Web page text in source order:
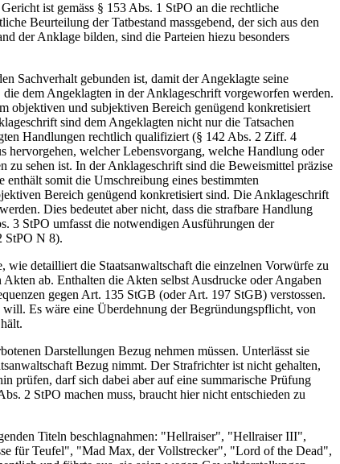
ist gemäss § 153 Abs. 1 StPO an die rechtliche
Beurteilung der Tatbestand massgebend, der sich aus den
der Anklage bilden, sind die Parteien hiezu besonders
Sachverhalt gebunden ist, damit der Angeklagte seine
dem Angeklagten in der Anklageschrift vorgeworfen werden.
objektiven und subjektiven Bereich genügend konkretisiert
sind dem Angeklagten nicht nur die Tatsachen
Handlungen rechtlich qualifiziert (§ 142 Abs. 2 Ziff. 4
hervorgehen, welcher Lebensvorgang, welche Handlung oder
zu sehen ist. In der Anklageschrift sind die Beweismittel präzise
somit die Umschreibung eines bestimmten
Bereich genügend konkretisiert sind. Die Anklageschrift
Dies bedeutet aber nicht, dass die strafbare Handlung
3 StPO umfasst die notwendigen Ausführungen der
StPO N 8).
detailliert die Staatsanwaltschaft die einzelnen Vorwürfe zu
ab. Enthalten die Akten selbst Ausdrucke oder Angaben
gegen Art. 135 StGB (oder Art. 197 StGB) verstossen.
Es wäre eine Überdehnung der Begründungspflicht, von
Darstellungen Bezug nehmen müssen. Unterlässt sie
Bezug nimmt. Der Strafrichter ist nicht gehalten,
prüfen, darf sich dabei aber auf eine summarische Prüfung
2 StPO machen muss, braucht hier nicht entschieden zu
Titeln beschlagnahmen: "Hellraiser", "Hellraiser III",
für Teufel", "Mad Max, der Vollstrecker", "Lord of the Dead",